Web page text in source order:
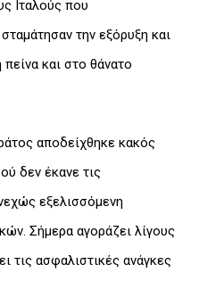
Ιταλούς που
την εξόρυξη και
και στο θάνατο
αποδείχθηκε κακός
δεν έκανε τις
εξελισσόμενη
Σήμερα αγοράζει λίγους
τις ασφαλιστικές ανάγκες